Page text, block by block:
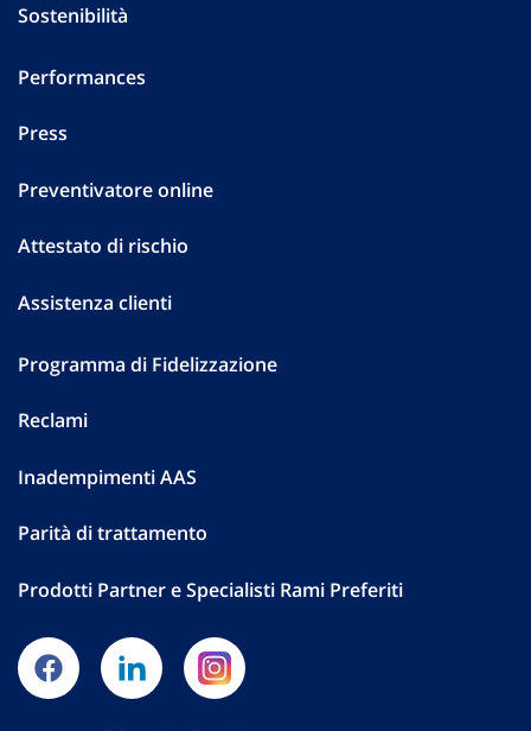
Sostenibilità
Performances
Press
Preventivatore online
Attestato di rischio
Assistenza clienti
Programma di Fidelizzazione
Reclami
Inadempimenti AAS
Parità di trattamento
Prodotti Partner e Specialisti Rami Preferiti